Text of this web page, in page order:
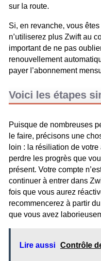
sur la route.
Si, en revanche, vous
n’utiliserez plus Zwift au
important de ne pas
renouvellement
payer l’abonnement
Voici les étapes
Puisque de nombreuses
le faire, précisons une
loin : la résiliation de
perdre les progrès que
présent. Votre compte
continuer à entrer dans
fois que vous aurez
recommencerez à partir
que vous avez
Lire aussi Contrôle